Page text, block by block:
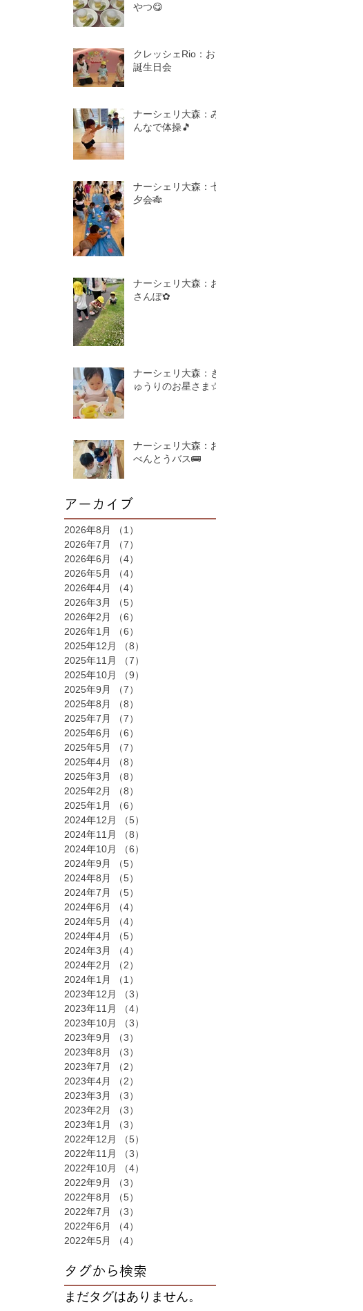
やつ😋
クレッシェRio：お
誕生日会
ナーシェリ大森：み
んなで体操🎵
ナーシェリ大森：七
夕会🎋
ナーシェリ大森：お
さんぽ✿
ナーシェリ大森：き
ゅうりのお星さま☆
ナーシェリ大森：お
べんとうバス🚌
アーカイブ
2026年8月 （1）
2026年7月
（7）
2026年6月
（4）
2026年5月
（4）
2026年4月
（4）
2026年3月
（5）
2026年2月
（6）
2026年1月
（6）
2025年12月
（8）
2025年11月
（7）
2025年10月
（9）
2025年9月
（7）
2025年8月
（8）
2025年7月
（7）
2025年6月
（6）
2025年5月
（7）
2025年4月
（8）
2025年3月
（8）
2025年2月
（8）
2025年1月
（6）
2024年12月
（5）
2024年11月
（8）
2024年10月
（6）
2024年9月
（5）
2024年8月
（5）
2024年7月
（5）
2024年6月
（4）
2024年5月
（4）
2024年4月
（5）
2024年3月
（4）
2024年2月
（2）
2024年1月
（1）
2023年12月
（3）
2023年11月
（4）
2023年10月
（3）
2023年9月
（3）
2023年8月
（3）
2023年7月
（2）
2023年4月
（2）
2023年3月
（3）
2023年2月
（3）
2023年1月
（3）
2022年12月
（5）
2022年11月
（3）
2022年10月
（4）
2022年9月
（3）
2022年8月
（5）
2022年7月
（3）
2022年6月
（4）
2022年5月
（4）
タグから検索
まだタグはありません。